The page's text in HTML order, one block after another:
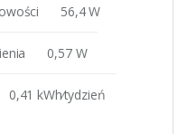
56,4 W
0,57 W
0,41 kWh⁄tydzień